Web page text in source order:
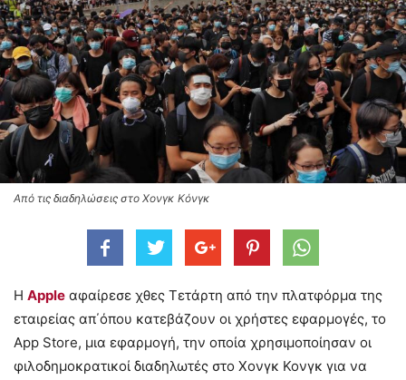
Από τις διαδηλώσεις στο Χονγκ Κόνγκ
Η Apple αφαίρεσε χθες Τετάρτη από την πλατφόρμα της
εταιρείας απ΄όπου κατεβάζουν οι χρήστες εφαρμογές, το
App Store, μια εφαρμογή, την οποία χρησιμοποίησαν οι
φιλοδημοκρατικοί διαδηλωτές στο Χονγκ Κονγκ για να